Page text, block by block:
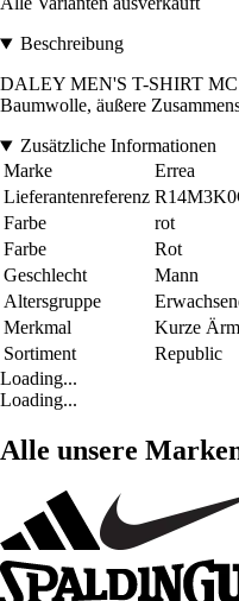
Beschreibung
DALEY MEN'S T-SHIRT MC
Baumwolle, äußere
Zusätzliche Informationen
Marke
Errea
Lieferantenreferenz
Farbe
rot
Farbe
Rot
Geschlecht
Mann
Altersgruppe
Merkmal
Kurze
Sortiment
Republic
Loading...
Loading...
Alle unsere